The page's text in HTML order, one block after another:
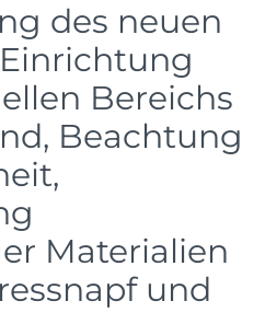
des neuen
Bereichs
Beachtung
Materialien
und